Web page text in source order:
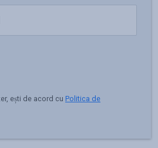
ești de acord cu Politica de